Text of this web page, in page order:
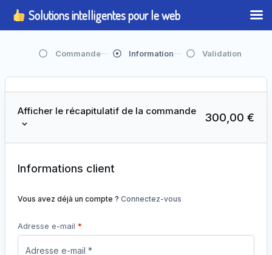
Commande Information Validation
Afficher le récapitulatif de la commande
300,00 €
Informations client
Vous avez déjà un compte ? Connectez-vous
Adresse e-mail *
Solutions intelligentes pour le web